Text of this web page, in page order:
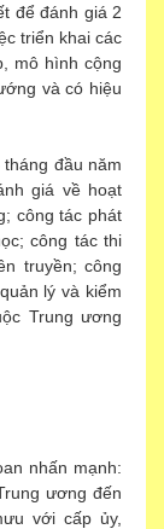
để đánh giá 2
triển khai các
mô hình cộng
và có hiệu
đầu năm
giá về hoạt
công tác phát
công tác thi
truyền; công
lý và kiểm
Trung ương
nhấn mạnh:
ương đến
với cấp ủy,